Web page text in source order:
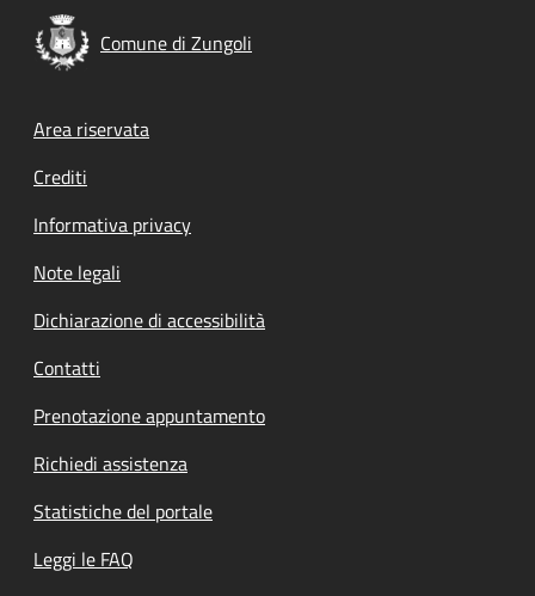
Comune di Zungoli
Footer menu
Area riservata
Crediti
Informativa privacy
Note legali
Dichiarazione di accessibilità
Contatti
Prenotazione appuntamento
Richiedi assistenza
Statistiche del portale
Leggi le FAQ